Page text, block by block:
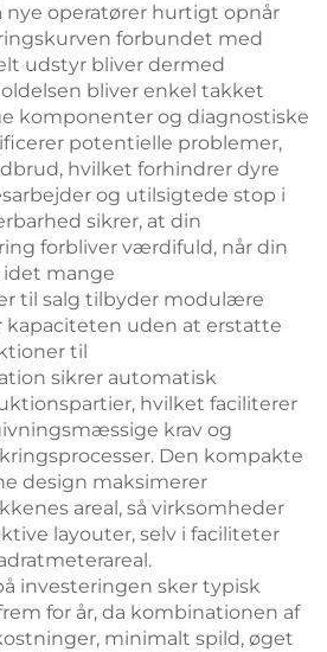
operatører hurtigt opnår
forbundet med
udstyr bliver dermed
bliver enkel takket
komponenter og diagnostiske
potentielle problemer,
hvilket forhindrer dyre
og utilsigtede stop i
sikrer, at din
forbliver værdifuld, når din
idet mange
til salg tilbyder modulære
kapaciteten uden at erstatte
til
sikrer automatisk
hvilket faciliterer
krav og
Den kompakte
design maksimerer
areal, så virksomheder
layouter, selv i faciliteter
investeringen sker typisk
for år, da kombinationen af
minimalt spild, øget